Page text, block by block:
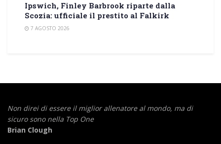
Ipswich, Finley Barbrook riparte dalla
Scozia: ufficiale il prestito al Falkirk
7 AGOSTO 2026
Non direi di essere il miglior allenatore al mondo, ma di
sicuro sono nella Top One
Brian Clough